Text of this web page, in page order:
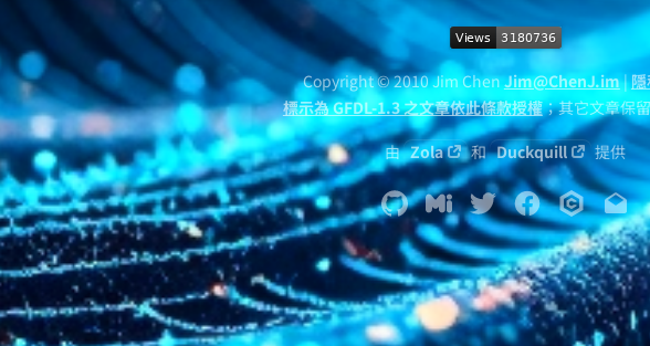
Copyright © 2010 Jim ChenJim@ChenJ.im|
標示為 GFDL-1.3 之文章依此條款授權；其它文章保
由 Zola 和 Duckquill 提供